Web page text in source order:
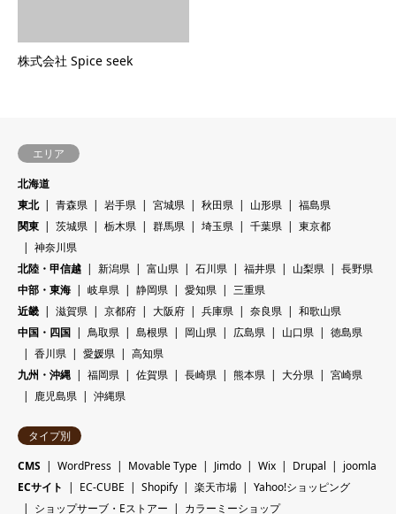
株式会社 Spice seek
エリア
北海道
東北
青森県 岩手県 宮城県 秋田県 山形県
福島県
関東
茨城県 栃木県 群馬県 埼玉県 千葉県
東京都
神奈川県
北陸・甲信越
新潟県 富山県 石川県 福井県 山梨県
長野県
中部・東海
岐阜県 静岡県 愛知県
三重県
近畿
滋賀県 京都府 大阪府 兵庫県 奈良県
和歌山県
中国・四国
鳥取県 島根県 岡山県 広島県 山口県
徳島県
香川県
愛媛県
高知県
九州・沖縄
福岡県 佐賀県 長崎県 熊本県 大分県
宮崎県
鹿児島県
沖縄県
タイプ別
CMS
WordPress Movable Type Jimdo Wix Drupal
joomla
ECサイト
EC-CUBE Shopify 楽天市場
Yahoo!ショッピング
ショップサーブ・Eストアー
カラーミーショップ